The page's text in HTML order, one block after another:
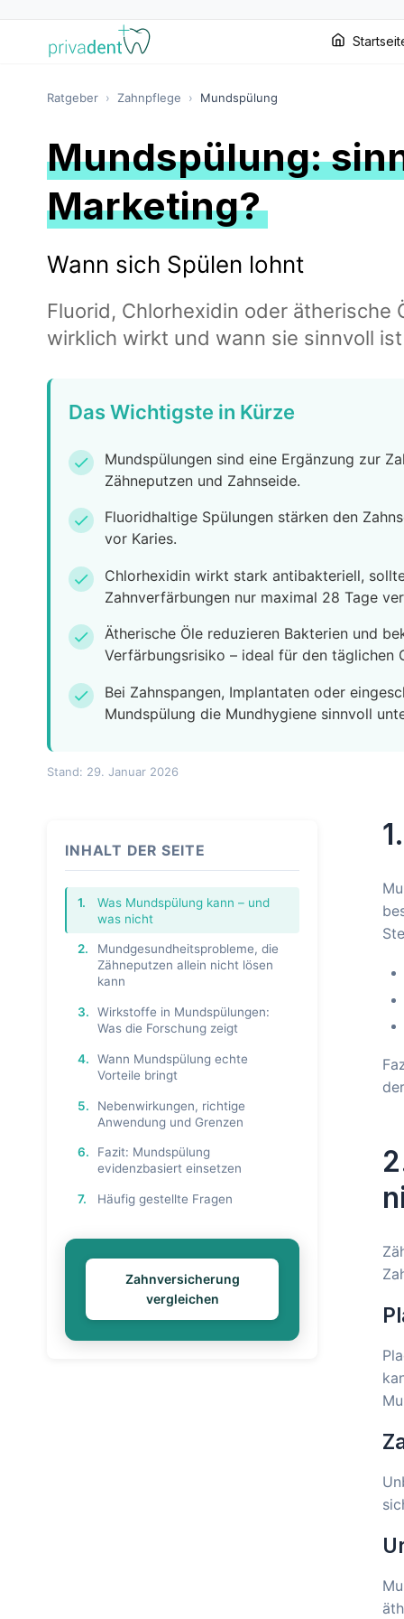
Ratgeber › Zahnpflege › Mundspülung
Mundspülung:
Marketing?
Wann sich Spülen lohnt
Fluorid, Chlorhexidin oder ätherische
wirklich wirkt und wann sie sinnvoll ist
Das Wichtigste in Kürze
check
Mundspülungen sind eine Ergänzung zur
Zähneputzen und Zahnseide.
check
Fluoridhaltige Spülungen stärken den
vor Karies.
check
Chlorhexidin wirkt stark antibakteriell,
Zahnverfärbungen nur maximal 28 Tage
check
Ätherische Öle reduzieren Bakterien und
Verfärbungsrisiko – ideal für den täglichen
check
Bei Zahnspangen, Implantaten oder
Mundspülung die Mundhygiene sinnvoll
Stand: 29. Januar 2026
INHALT DER SEITE
1.
Was Mundspülung kann – und
was nicht
2.
Mundgesundheitsprobleme, die
Zähneputzen allein nicht lösen
kann
3.
Wirkstoffe in Mundspülungen:
Was die Forschung zeigt
4.
Wann Mundspülung echte
Vorteile bringt
5.
Nebenwirkungen, richtige
Anwendung und Grenzen
6.
Fazit: Mundspülung
evidenzbasiert einsetzen
7. Häufig gestellte Fragen
Zahnversicherung
vergleichen